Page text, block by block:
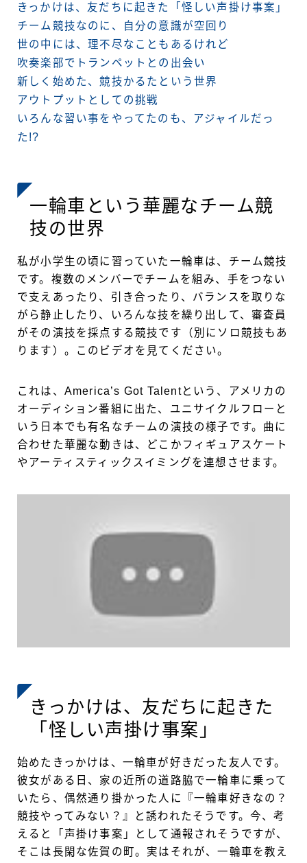
きっかけは、友だちに起きた「怪しい声掛け事案」
チーム競技なのに、自分の意識が空回り
世の中には、理不尽なこともあるけれど
吹奏楽部でトランペットとの出会い
新しく始めた、競技かるたという世界
アウトプットとしての挑戦
いろんな習い事をやってたのも、アジャイルだっ
た!?
一輪車という華麗なチーム競
技の世界
私が小学生の頃に習っていた一輪車は、チーム競技
です。複数のメンバーでチームを組み、手をつない
で支えあったり、引き合ったり、バランスを取りな
がら静止したり、いろんな技を繰り出して、審査員
がその演技を採点する競技です（別にソロ競技もあ
ります）。このビデオを見てください。
これは、America’s Got Talentという、アメリカの
オーディション番組に出た、ユニサイクルフローと
いう日本でも有名なチームの演技の様子です。曲に
合わせた華麗な動きは、どこかフィギュアスケート
やアーティスティックスイミングを連想させます。
きっかけは、友だちに起きた
「怪しい声掛け事案」
始めたきっかけは、一輪車が好きだった友人です。
彼女がある日、家の近所の道路脇で一輪車に乗って
いたら、偶然通り掛かった人に『一輪車好きなの？
競技やってみない？』と誘われたそうです。今、考
えると「声掛け事案」として通報されそうですが、
そこは長閑な佐賀の町。実はそれが、一輪車を教え